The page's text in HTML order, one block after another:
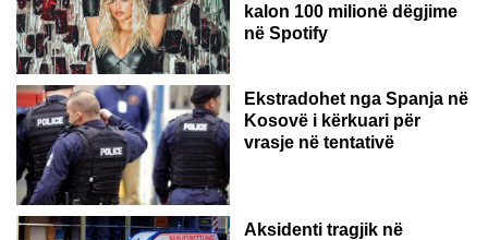
kalon 100 milionë dëgjime
në Spotify
Ekstradohet nga Spanja në
Kosovë i kërkuari për
vrasje në tentativë
GJERMANI
Aksidenti tragjik në